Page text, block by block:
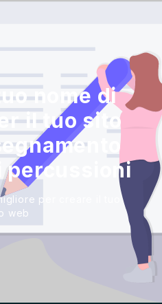
nome di
il tuo sito
percussioni
per creare il tuo
web